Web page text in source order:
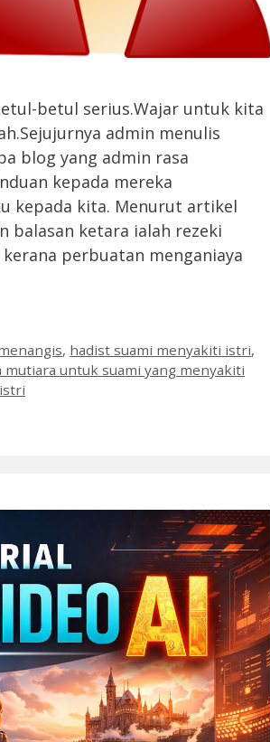
betul serius.Wajar untuk kita
admin menulis
blog yang admin rasa
kepada mereka
kepada kita. Menurut artikel
balasan ketara ialah rezeki
perbuatan menganiaya
, hadist suami menyakiti istri,
mutiara untuk suami yang menyakiti